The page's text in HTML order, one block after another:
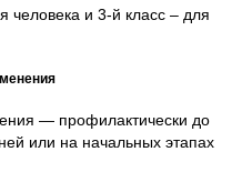
человека и 3-й класс – для
— профилактически до
или на начальных этапах